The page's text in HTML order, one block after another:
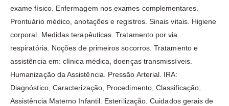
exame físico. Enfermagem nos exames complementares.
Prontuário médico, anotações e registros. Sinais vitais. Higiene
corporal. Medidas terapêuticas. Tratamento por via
respiratória. Noções de primeiros socorros. Tratamento e
assistência em: clínica médica, doenças transmissíveis.
Humanização da Assistência. Pressão Arterial. IRA:
Diagnóstico, Caracterização, Procedimento, Classificação;
Assistência Materno Infantil. Esterilização. Cuidados gerais de